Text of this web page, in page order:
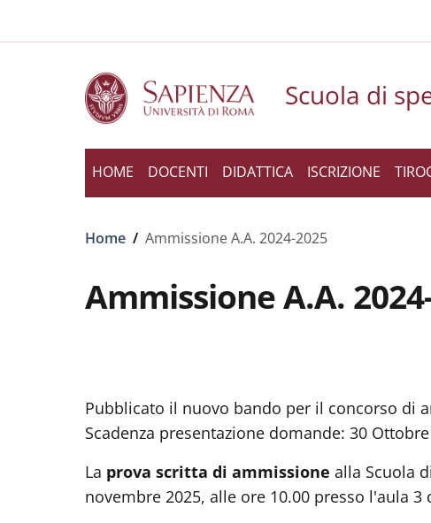
Scuola di
HOME DOCENTI DIDATTICA ISCRIZIONE
Briciole di pane
Home / Ammissione A.A. 2024-2025
Ammissione A.A.
Pubblicato il nuovo bando per il concorso di
Scadenza presentazione domande: 30
La prova scritta di ammissione alla Scuola
novembre 2025, alle ore 10.00 presso l'aula